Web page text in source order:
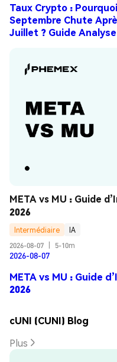
Taux Crypto :
Septembre Chute
Juillet ? Guide Analyse
META vs MU : Guide
2026
Intermédiaire
IA
2026-08-07
5-10m
2026-08-07
META vs MU : Guide
2026
cUNI (CUNI) Blog
Plus